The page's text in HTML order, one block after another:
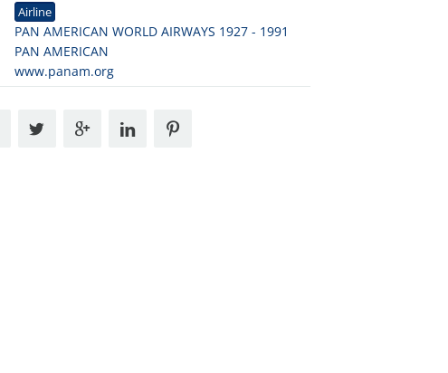
Airline
PAN AMERICAN WORLD AIRWAYS 1927 - 1991
PAN AMERICAN
www.panam.org